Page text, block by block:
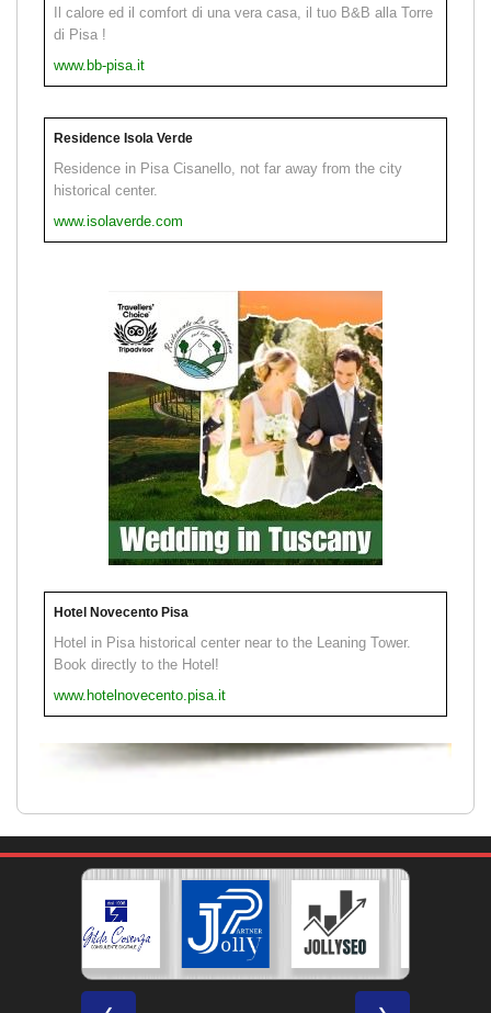
Il calore ed il comfort di una vera casa, il tuo B&B alla Torre
di Pisa !
www.bb-pisa.it
Residence Isola Verde
Residence in Pisa Cisanello, not far away from the city
historical center.
www.isolaverde.com
Hotel Novecento Pisa
Hotel in Pisa historical center near to the Leaning Tower.
Book directly to the Hotel!
www.hotelnovecento.pisa.it